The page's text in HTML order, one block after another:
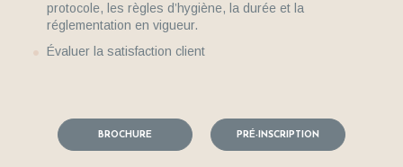
protocole, les règles d’hygiène, la durée et la
réglementation en vigueur.
Évaluer la satisfaction client
BROCHURE PRÉ-INSCRIPTION